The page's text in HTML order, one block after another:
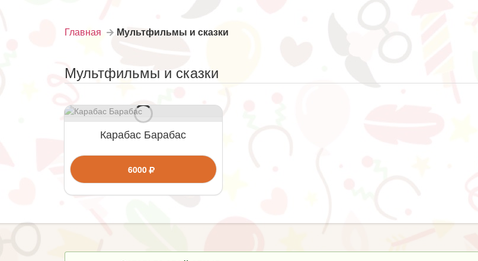
Главная Мультфильмы и сказки
Мультфильмы и сказки
Карабас Барабас
6000